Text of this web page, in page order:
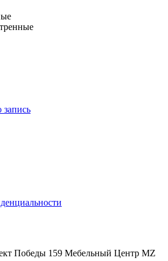
запись
Победы 159 Мебельный Центр MZ